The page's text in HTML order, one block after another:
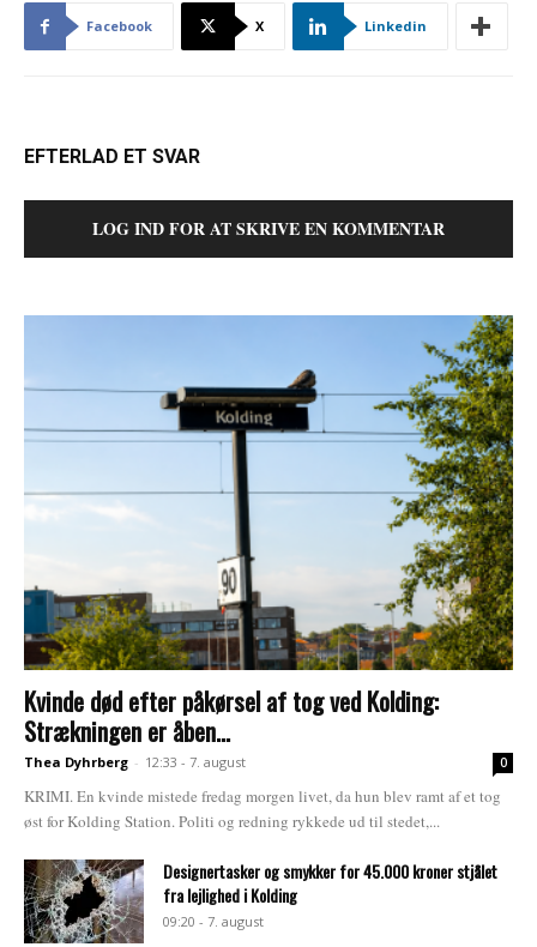
Facebook X Linkedin
EFTERLAD ET SVAR
LOG IND FOR AT SKRIVE EN KOMMENTAR
Kvinde død efter påkørsel af tog ved Kolding:
Strækningen er åben...
Thea Dyhrberg - 12:33 - 7. august 0
KRIMI. En kvinde mistede fredag morgen livet, da hun blev ramt af et tog
øst for Kolding Station. Politi og redning rykkede ud til stedet,...
Designertasker og smykker for 45.000 kroner stjålet
fra lejlighed i Kolding
09:20 - 7. august